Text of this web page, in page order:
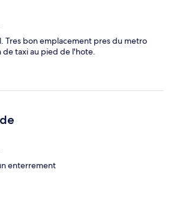
Tres bon emplacement pres du metro
taxi au pied de l'hote.
enterrement